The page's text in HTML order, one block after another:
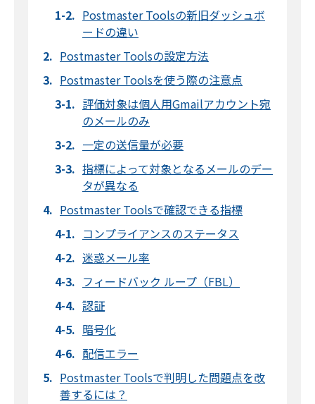
Postmaster Toolsの新旧ダッシュボ
ードの違い
Postmaster Toolsの設定方法
Postmaster Toolsを使う際の注意点
評価対象は個人用Gmailアカウント宛
のメールのみ
一定の送信量が必要
指標によって対象となるメールのデー
タが異なる
Postmaster Toolsで確認できる指標
コンプライアンスのステータス
迷惑メール率
フィードバック ループ（FBL）
認証
暗号化
配信エラー
Postmaster Toolsで判明した問題点を改
善するには？